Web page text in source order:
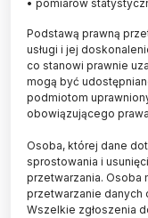
inne niż
nowe
Apel do władz
budowy osiedla
części Ostrowa
artystycznym i
Wskazali, że
Katedralna,
• pomiarów
Podstawą prawną
usługi i jej
co stanowi prawnie
mogą być
podmiotom
obowiązującego
Osoba, której dane
sprostowania i
przetwarzania. Osoba
przetwarzanie danych
Wszelkie zgłoszenia